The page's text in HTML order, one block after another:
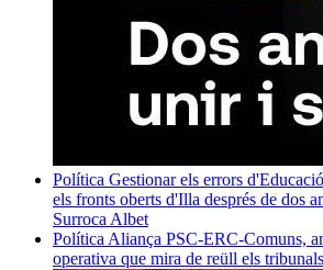
Política Gestionar els errors
els fronts oberts d'Illa després de dos
Surroca Albet
Política Aliança PSC-ERC-Comuns,
operativa que mira de reüll els tribunals